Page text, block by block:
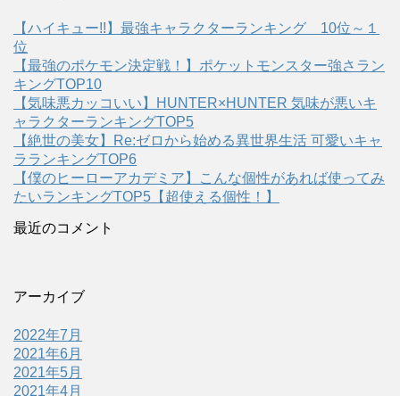
【ハイキュー!!】最強キャラクターランキング 10位～１
位
【最強のポケモン決定戦！】ポケットモンスター強さラン
キングTOP10
【気味悪カッコいい】HUNTER×HUNTER 気味が悪いキ
ャラクターランキングTOP5
【絶世の美女】Re:ゼロから始める異世界生活 可愛いキャ
ラランキングTOP6
【僕のヒーローアカデミア】こんな個性があれば使ってみ
たいランキングTOP5【超使える個性！】
最近のコメント
アーカイブ
2022年7月
2021年6月
2021年5月
2021年4月